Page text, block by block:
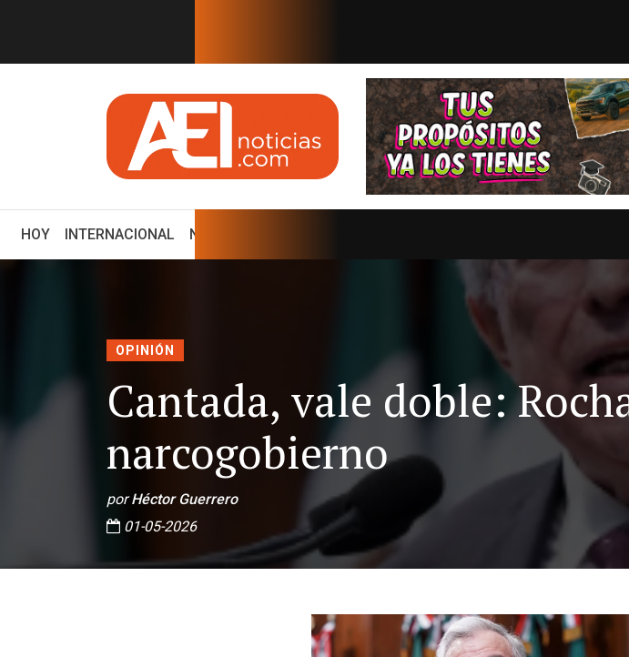
EN TIEMPO REAL
la Presidencia de Col... Reportes ya documentaban responsabilidad de Aguirre
HOY(CURRENT)
INTERNACIONAL NACIONAL
OPINIÓN
Cantada, vale doble:
narcogobierno
porHéctor Guerrero
01-05-2026